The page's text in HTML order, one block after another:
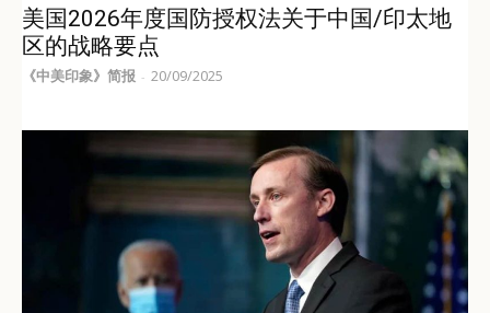
美国2026年度国防授权法关于中国/印太地
区的战略要点
《中美印象》简报 - 20/09/2025